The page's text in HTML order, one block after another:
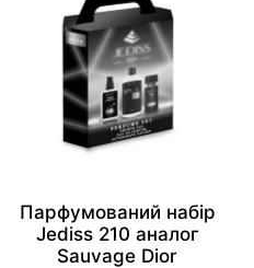
Парфумований набір
Jediss 210 аналог
Sauvage Dior